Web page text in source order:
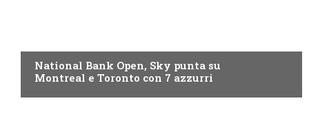
National Bank Open, Sky punta su
Montreal e Toronto con 7 azzurri